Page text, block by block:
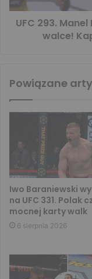
UFC 293.
walce!
Powiązane
Iwo Baraniewski
na UFC 331. Polak
mocnej karty walk
6 sierpnia 2026